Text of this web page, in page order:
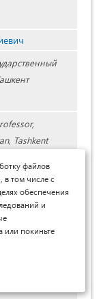
Tashkent
файлов
в том числе с
обеспечения
и
или покиньте